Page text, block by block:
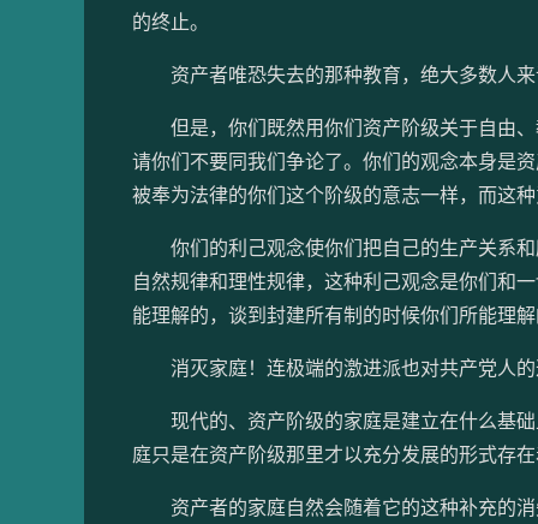
的终止。
资产者唯恐失去的那种教育，绝大多数人来
但是，你们既然用你们资产阶级关于自由、
请你们不要同我们争论了。你们的观念本身是
被奉为法律的你们这个阶级的意志一样，而这
你们的利己观念使你们把自己的生产关系和
自然规律和理性规律，这种利己观念是你们和
能理解的，谈到封建所有制的时候你们所能理
消灭家庭！连极端的激进派也对共产党人的
现代的、资产阶级的家庭是建立在什么基础
庭只是在资产阶级那里才以充分发展的形式存
资产者的家庭自然会随着它的这种补充的消